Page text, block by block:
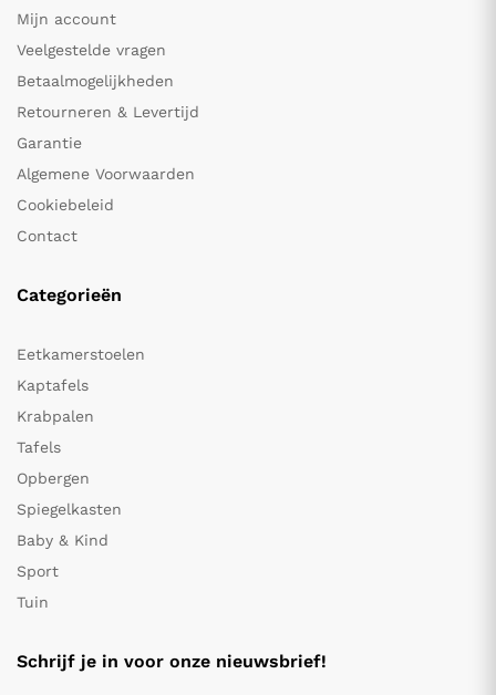
Mijn account
Veelgestelde vragen
Betaalmogelijkheden
Retourneren & Levertijd
Garantie
Algemene Voorwaarden
Cookiebeleid
Contact
Categorieën
Eetkamerstoelen
Kaptafels
Krabpalen
Tafels
Opbergen
Spiegelkasten
Baby & Kind
Sport
Tuin
Schrijf je in voor onze nieuwsbrief!